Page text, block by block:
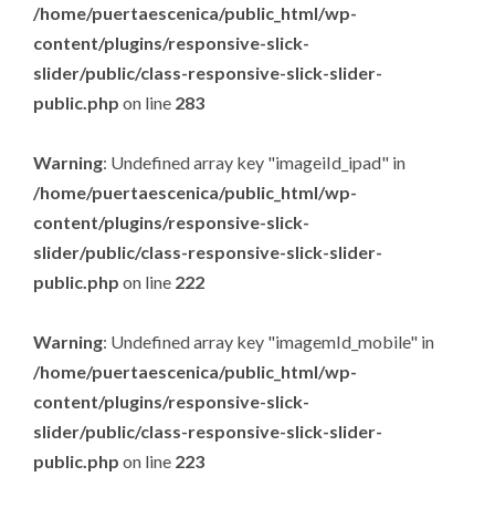
/home/puertaescenica/public_html/wp-
content/plugins/responsive-slick-
slider/public/class-responsive-slick-slider-
public.php on line 283
Warning: Undefined array key "imageiId_ipad" in
/home/puertaescenica/public_html/wp-
content/plugins/responsive-slick-
slider/public/class-responsive-slick-slider-
public.php on line 222
Warning: Undefined array key "imagemId_mobile" in
/home/puertaescenica/public_html/wp-
content/plugins/responsive-slick-
slider/public/class-responsive-slick-slider-
public.php on line 223